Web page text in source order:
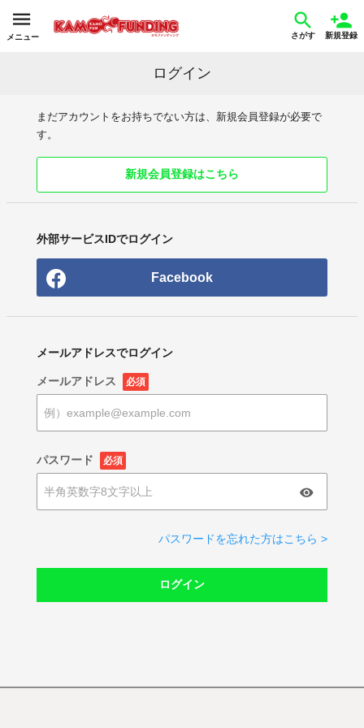
メニュー さがす 新規登録
ログイン
まだアカウントをお持ちでない方は、新規会員登録が必要で
す。
新規会員登録はこちら
外部サービスIDでログイン
Facebook
メールアドレスでログイン
メールアドレス 必須
パスワード 必須
パスワードを忘れた方はこちら >
ログイン